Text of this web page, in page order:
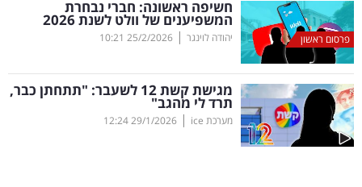
בריאות
תרבות
ופנאי
תיירות
פרסום ראשון
חשיפה ראשונה: חברי נבחרת
המשפיענים של וולט לשנת 2026
יהודה לוינגר |
25/2/2026
10:21
מגישת קשת 12 לשעבר: "תתחתן כבר,
תרד לי מהגב"
מערכת ice |
29/1/2026
12:24